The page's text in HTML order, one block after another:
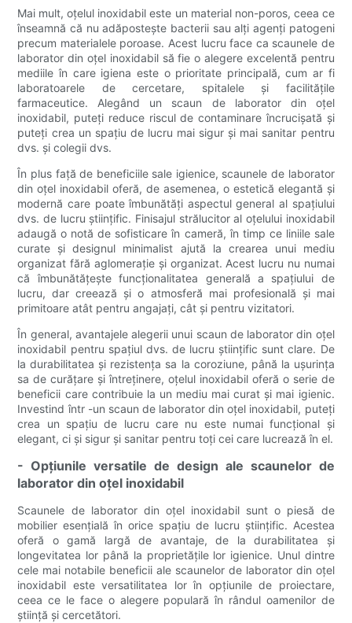
Mai mult, oțelul inoxidabil este un material non-poros, ceea ce
înseamnă că nu adăpostește bacterii sau alți agenți patogeni
precum materialele poroase. Acest lucru face ca scaunele de
laborator din oțel inoxidabil să fie o alegere excelentă pentru
mediile în care igiena este o prioritate principală, cum ar fi
laboratoarele de cercetare, spitalele și facilitățile
farmaceutice. Alegând un scaun de laborator din oțel
inoxidabil, puteți reduce riscul de contaminare încrucișată și
puteți crea un spațiu de lucru mai sigur și mai sanitar pentru
dvs. și colegii dvs.
În plus față de beneficiile sale igienice, scaunele de laborator
din oțel inoxidabil oferă, de asemenea, o estetică elegantă și
modernă care poate îmbunătăți aspectul general al spațiului
dvs. de lucru științific. Finisajul strălucitor al oțelului inoxidabil
adaugă o notă de sofisticare în cameră, în timp ce liniile sale
curate și designul minimalist ajută la crearea unui mediu
organizat fără aglomerație și organizat. Acest lucru nu numai
că îmbunătățește funcționalitatea generală a spațiului de
lucru, dar creează și o atmosferă mai profesională și mai
primitoare atât pentru angajați, cât și pentru vizitatori.
În general, avantajele alegerii unui scaun de laborator din oțel
inoxidabil pentru spațiul dvs. de lucru științific sunt clare. De
la durabilitatea și rezistența sa la coroziune, până la ușurința
sa de curățare și întreținere, oțelul inoxidabil oferă o serie de
beneficii care contribuie la un mediu mai curat și mai igienic.
Investind într -un scaun de laborator din oțel inoxidabil, puteți
crea un spațiu de lucru care nu este numai funcțional și
elegant, ci și sigur și sanitar pentru toți cei care lucrează în el.
- Opțiunile versatile de design ale scaunelor de
laborator din oțel inoxidabil
Scaunele de laborator din oțel inoxidabil sunt o piesă de
mobilier esențială în orice spațiu de lucru științific. Acestea
oferă o gamă largă de avantaje, de la durabilitatea și
longevitatea lor până la proprietățile lor igienice. Unul dintre
cele mai notabile beneficii ale scaunelor de laborator din oțel
inoxidabil este versatilitatea lor în opțiunile de proiectare,
ceea ce le face o alegere populară în rândul oamenilor de
știință și cercetători.